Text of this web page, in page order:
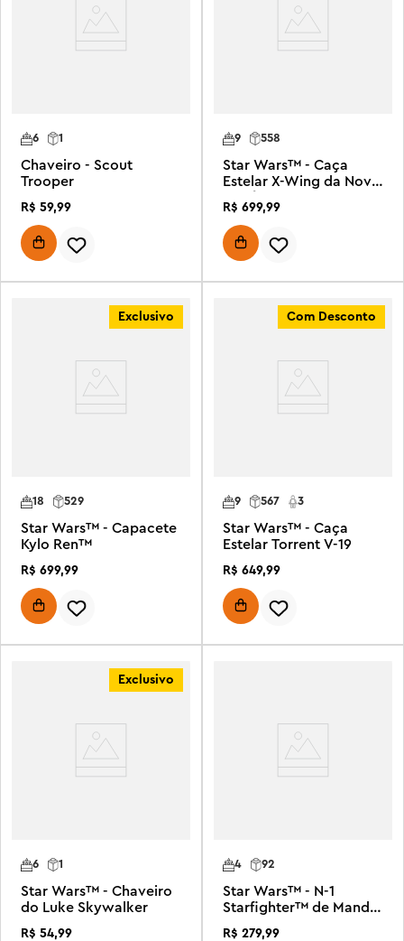
1
6
Chaveiro - Scout
Trooper
R$ 59,99
9 558
Star Wars™ - Caça
Estelar X-Wing da Nova
R$ 699,99
Exclusivo
18 529
Star Wars™ - Capacete
Kylo Ren™
R$ 699,99
Com Desconto
9 567 3
Star Wars™ - Caça
Estelar Torrent V-19
R$ 649,99
Exclusivo
6 1
Star Wars™ - Chaveiro
do Luke Skywalker
R$ 54,99
92
4
Star Wars™ - N-1
Starfighter™ de Mando
R$ 279,99